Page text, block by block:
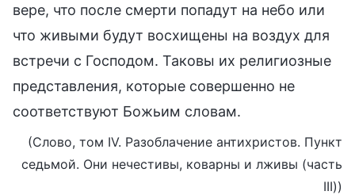
вере, что после смерти попадут на небо или
что живыми будут восхищены на воздух для
встречи с Господом. Таковы их религиозные
представления, которые совершенно не
соответствуют Божьим словам.
(Слово, том IV. Разоблачение антихристов. Пункт
седьмой. Они нечестивы, коварны и лживы (часть
III))